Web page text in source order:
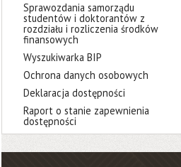
Sprawozdania samorządu
studentów i doktorantów z
rozdziału i rozliczenia środków
finansowych
Wyszukiwarka BIP
Ochrona danych osobowych
Deklaracja dostępności
Raport o stanie zapewnienia
dostępności